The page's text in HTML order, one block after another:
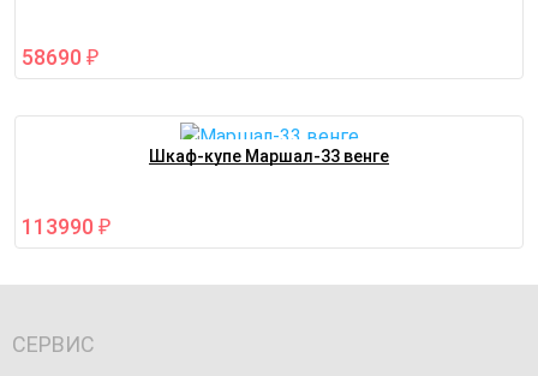
58690 ₽
Шкаф-купе Маршал-33 венге
113990 ₽
СЕРВИС